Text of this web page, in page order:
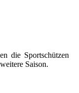
die Sportschützen
Saison.